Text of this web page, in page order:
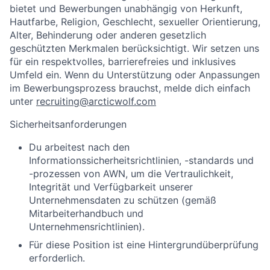
bietet und Bewerbungen unabhängig von Herkunft,
Hautfarbe, Religion, Geschlecht, sexueller Orientierung,
Alter, Behinderung oder anderen gesetzlich
geschützten Merkmalen berücksichtigt. Wir setzen uns
für ein respektvolles, barrierefreies und inklusives
Umfeld ein. Wenn du Unterstützung oder Anpassungen
im Bewerbungsprozess brauchst, melde dich einfach
unter recruiting@arcticwolf.com
Sicherheitsanforderungen
Du arbeitest nach den
Informationssicherheitsrichtlinien, -standards und
-prozessen von AWN, um die Vertraulichkeit,
Integrität und Verfügbarkeit unserer
Unternehmensdaten zu schützen (gemäß
Mitarbeiterhandbuch und
Unternehmensrichtlinien).
Für diese Position ist eine Hintergrundüberprüfung
erforderlich.